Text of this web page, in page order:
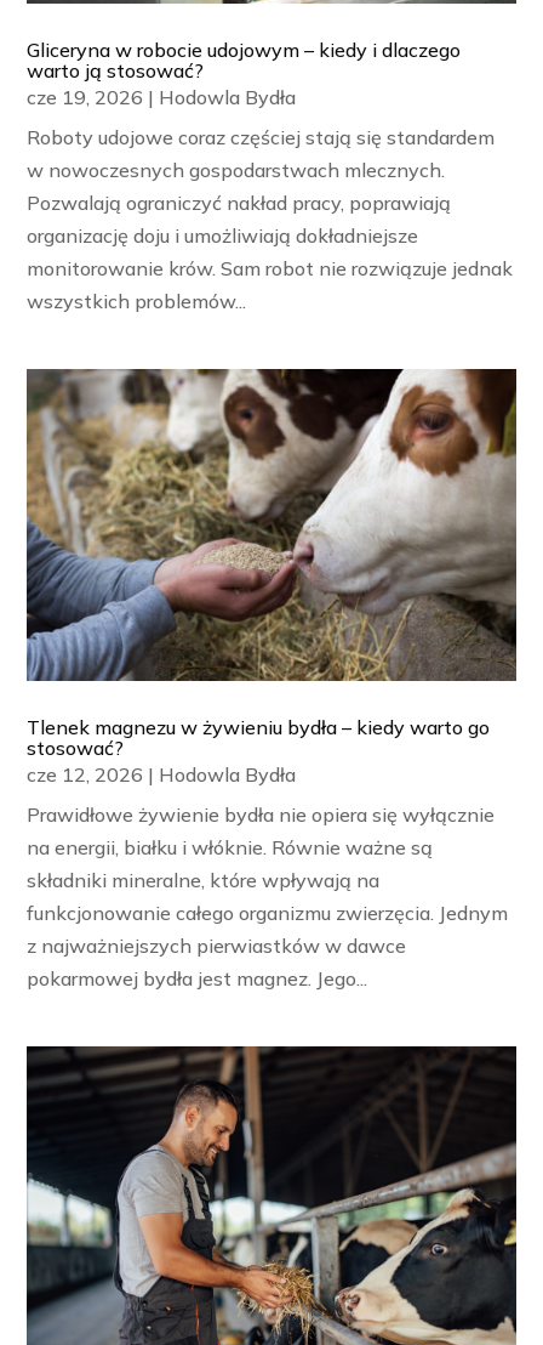
Gliceryna w robocie udojowym – kiedy i dlaczego
warto ją stosować?
cze 19, 2026 | Hodowla Bydła
Roboty udojowe coraz częściej stają się standardem
w nowoczesnych gospodarstwach mlecznych.
Pozwalają ograniczyć nakład pracy, poprawiają
organizację doju i umożliwiają dokładniejsze
monitorowanie krów. Sam robot nie rozwiązuje jednak
wszystkich problemów...
Tlenek magnezu w żywieniu bydła – kiedy warto go
stosować?
cze 12, 2026 | Hodowla Bydła
Prawidłowe żywienie bydła nie opiera się wyłącznie
na energii, białku i włóknie. Równie ważne są
składniki mineralne, które wpływają na
funkcjonowanie całego organizmu zwierzęcia. Jednym
z najważniejszych pierwiastków w dawce
pokarmowej bydła jest magnez. Jego...